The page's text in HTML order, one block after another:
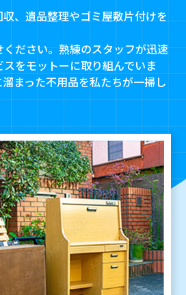
、遺品整理やゴミ屋敷片付けを
ださい。熟練のスタッフが迅速
をモットーに取り組んでいま
まった不用品を私たちが一掃し